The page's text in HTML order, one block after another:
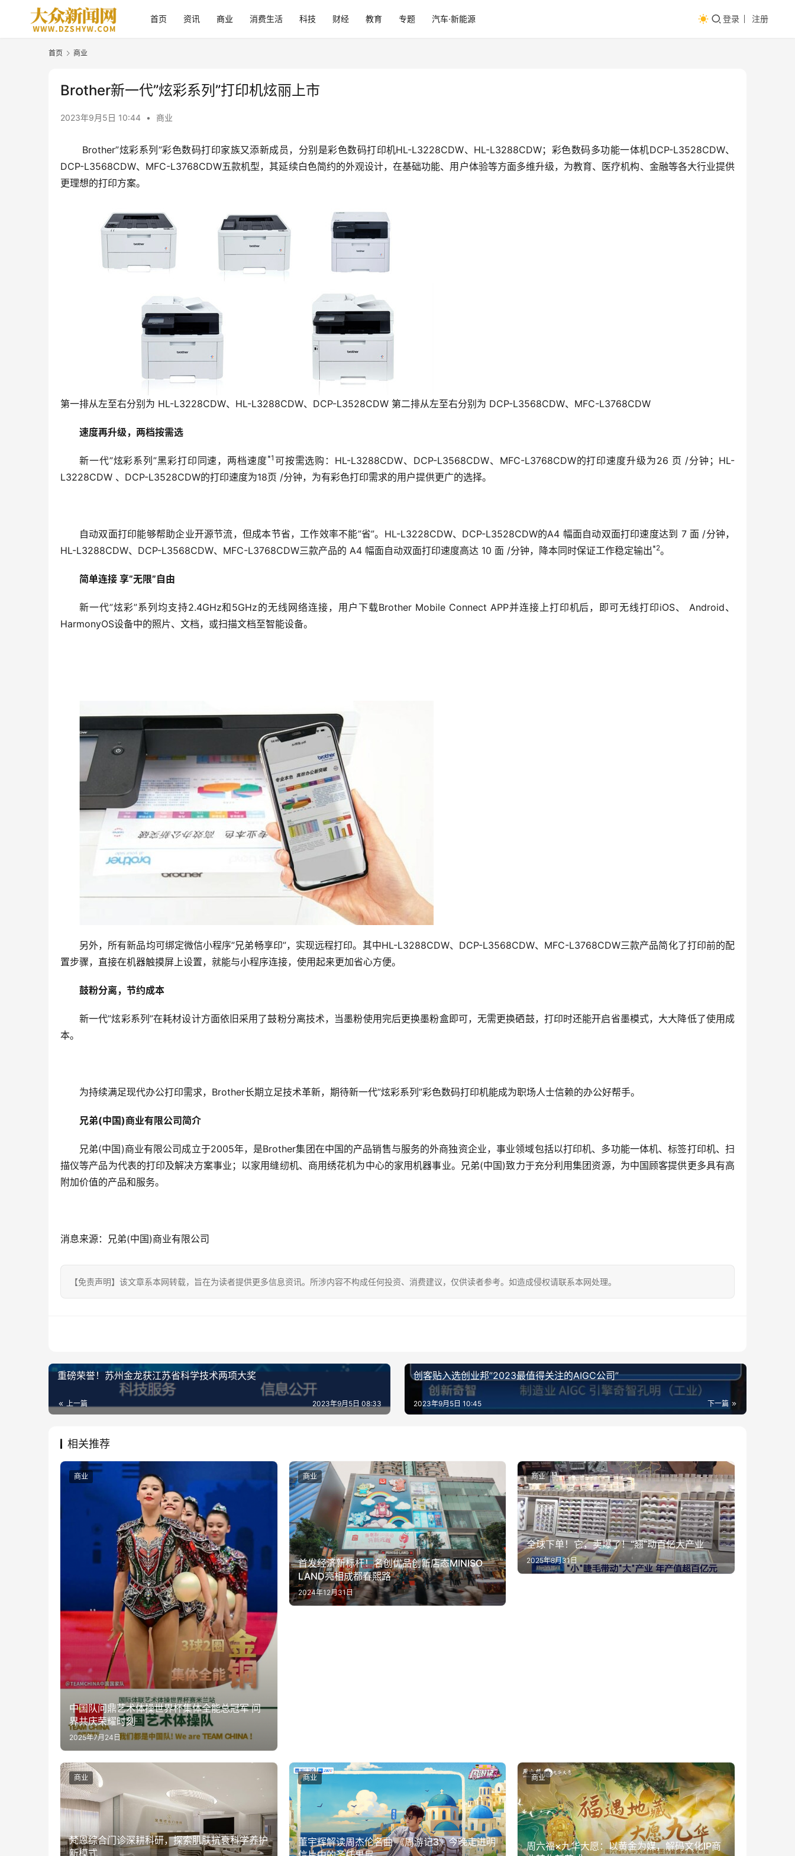
首页 资讯 商业 消费生活 科技 财经 教育 专题 汽车·新能源 登录 注册
首页 商业
Brother新一代”炫彩系列”打印机炫丽上市
2023年9月5日 10:44 • 商业
Brother”炫彩系列”彩色数码打印家族又添新成员，分别是彩色数码打印机HL-L3228CDW、HL-L3288CDW；彩色数码多功能一体机DCP-L3528CDW、
DCP-L3568CDW、MFC-L3768CDW五款机型，其延续白色简约的外观设计，在基础功能、用户体验等方面多维升级，为教育、医疗机构、金融等各大行业提供
更理想的打印方案。
第一排从左至右分别为 HL-L3228CDW、HL-L3288CDW、DCP-L3528CDW 第二排从左至右分别为 DCP-L3568CDW、MFC-L3768CDW
速度再升级，两档按需选
新一代”炫彩系列”黑彩打印同速，两档速度*1 可按需选购：HL-L3288CDW、DCP-L3568CDW、MFC-L3768CDW的打印速度升级为26 页 /分钟；HL-
L3228CDW 、DCP-L3528CDW的打印速度为18页 /分钟，为有彩色打印需求的用户提供更广的选择。
自动双面打印能够帮助企业开源节流，但成本节省，工作效率不能”省”。HL-L3228CDW、DCP-L3528CDW的A4 幅面自动双面打印速度达到 7 面 /分钟，
HL-L3288CDW、DCP-L3568CDW、MFC-L3768CDW三款产品的 A4 幅面自动双面打印速度高达 10 面 /分钟，降本同时保证工作稳定输出*2。
简单连接 享”无限”自由
新一代”炫彩”系列均支持2.4GHz和5GHz的无线网络连接，用户下载Brother Mobile Connect APP并连接上打印机后，即可无线打印iOS、 Android、
HarmonyOS设备中的照片、文档，或扫描文档至智能设备。
另外，所有新品均可绑定微信小程序”兄弟畅享印”，实现远程打印。其中HL-L3288CDW、DCP-L3568CDW、MFC-L3768CDW三款产品简化了打印前的配
置步骤，直接在机器触摸屏上设置，就能与小程序连接，使用起来更加省心方便。
鼓粉分离，节约成本
新一代”炫彩系列”在耗材设计方面依旧采用了鼓粉分离技术，当墨粉使用完后更换墨粉盒即可，无需更换硒鼓，打印时还能开启省墨模式，大大降低了使用成
本。
为持续满足现代办公打印需求，Brother长期立足技术革新，期待新一代”炫彩系列”彩色数码打印机能成为职场人士信赖的办公好帮手。
兄弟(中国)商业有限公司简介
兄弟(中国)商业有限公司成立于2005年，是Brother集团在中国的产品销售与服务的外商独资企业，事业领域包括以打印机、多功能一体机、标签打印机、扫
描仪等产品为代表的打印及解决方案事业；以家用缝纫机、商用绣花机为中心的家用机器事业。兄弟(中国)致力于充分利用集团资源，为中国顾客提供更多具有高
附加价值的产品和服务。
消息来源：兄弟(中国)商业有限公司
【免责声明】该文章系本网转载，旨在为读者提供更多信息资讯。所涉内容不构成任何投资、消费建议，仅供读者参考。如造成侵权请联系本网处理。
重磅荣誉！苏州金龙获江苏省科学技术两项大奖
上一篇 2023年9月5日 08:33
创客贴入选创业邦”2023最值得关注的AIGC公司”
下一篇
2023年9月5日 10:45
相关推荐
中国队问鼎艺术体操世界杯集体全能总冠军 问
界共庆荣耀时刻
2025年7月24日
商业
首发经济新标杆！名创优品创新店态MINISO
LAND亮相成都春熙路
2024年12月31日
商业
全球下单！它，卖爆了！“翘”动百亿大产业
2025年8月31日
商业
梵恩综合门诊深耕科研，探索肌肤抗衰科学养护
新模式
商业
董宇辉解读周杰伦名曲 《周游记3》今晚走进明
商业
周六福×九华大愿：以黄金为媒，解码文化IP商
商业